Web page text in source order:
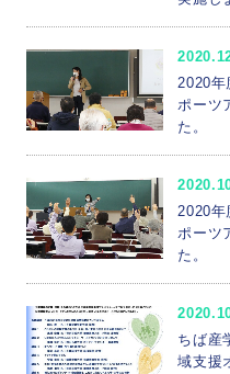
2020年
ポーツ
た。
2020年
ポーツ
た。
ちば産
域支援